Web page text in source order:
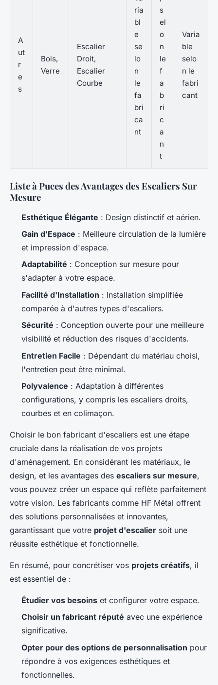
A
ut
r
e
s
Bois,
Verre
Escalier
Droit,
Escalier
Courbe
ria
bl
e
se
lo
n
le
fa
bri
ca
nt
s
el
o
n
le
f
a
b
ri
c
a
n
t
Varia
ble
selo
n le
fabri
cant
Liste à Puces des Avantages des Escaliers Sur
Mesure
Esthétique Élégante : Design distinctif et aérien.
Gain d'Espace : Meilleure circulation de la lumière
et impression d'espace.
Adaptabilité : Conception sur mesure pour
s'adapter à votre espace.
Facilité d'Installation : Installation simplifiée
comparée à d'autres types d'escaliers.
Sécurité : Conception ouverte pour une meilleure
visibilité et réduction des risques d'accidents.
Entretien Facile : Dépendant du matériau choisi,
l'entretien peut être minimal.
Polyvalence : Adaptation à différentes
configurations, y compris les escaliers droits,
courbes et en colimaçon.
Choisir le bon fabricant d'escaliers est une étape
cruciale dans la réalisation de vos projets
d'aménagement. En considérant les matériaux, le
design, et les avantages des escaliers sur mesure,
vous pouvez créer un espace qui reflète parfaitement
votre vision. Les fabricants comme HF Métal offrent
des solutions personnalisées et innovantes,
garantissant que votre projet d'escalier soit une
réussite esthétique et fonctionnelle.
En résumé, pour concrétiser vos projets créatifs, il
est essentiel de :
Étudier vos besoins et configurer votre espace.
Choisir un fabricant réputé avec une expérience
significative.
Opter pour des options de personnalisation pour
répondre à vos exigences esthétiques et
fonctionnelles.